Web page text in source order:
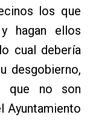
los que
hagan ellos
cual debería
desgobierno,
que no son
Ayuntamiento